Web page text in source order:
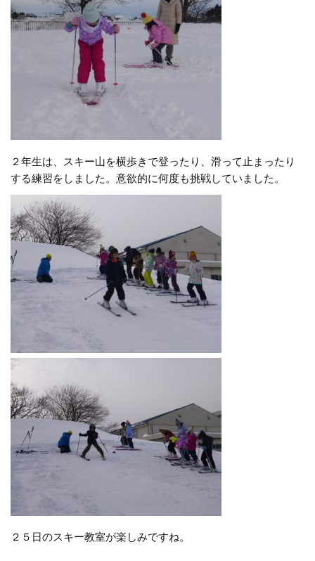
２年生は、スキー山を横歩きで登ったり、滑って止まったり
する練習をしました。意欲的に何度も挑戦していました。
２５日のスキー教室が楽しみですね。